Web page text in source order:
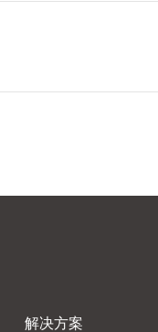
解决方案